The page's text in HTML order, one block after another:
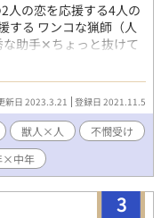
人の恋を応援する4人の
する ワンコな猟師（人
助手✕ちょっと抜けて
のお話で、 不遇な皇太
関係が絡み合って、最後
開します。 まだ魔法が
んちゃってファンタジ
改稿中＞ ※基本的にはタ
点で話が進みます。 ※
ありますので、嫌いな
頭についているところ
はちょいエロ。 感想、
新日 2023.3.21 登録日 2021.11.5
獣人×人
不憫受け
×中年
3